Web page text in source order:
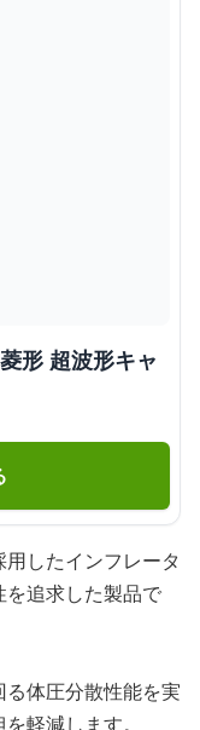
形 超波形キャ
したインフレータ
追求した製品で
体圧分散性能を実
軽減します。